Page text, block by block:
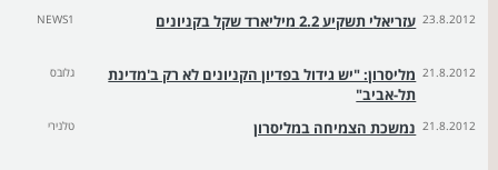
23.8.2012 עזריאלי תשקיע 2.2 מיליארד שקל בקניונים NEWS1
21.8.2012 מליסרון: "יש גידול בפדיון הקניונים לא רק ב'מדינת
תל-אביב"
גלובס
21.8.2012 נמשכת הצמיחה במליסרון טלנירי